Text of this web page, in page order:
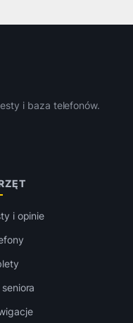
i baza telefonów.
i opinie
seniora